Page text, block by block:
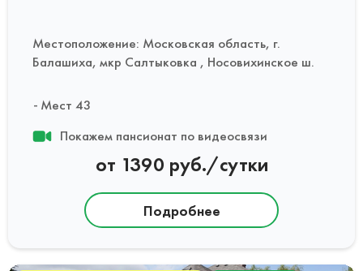
Местоположение: Московская область, г.
Балашиха, мкр Салтыковка , Носовихинское ш.
Мест 43
Покажем пансионат по видеосвязи
от 1390 руб./сутки
Подробнее